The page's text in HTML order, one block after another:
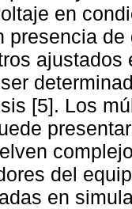
en
presencia
[5]. Los
del
en